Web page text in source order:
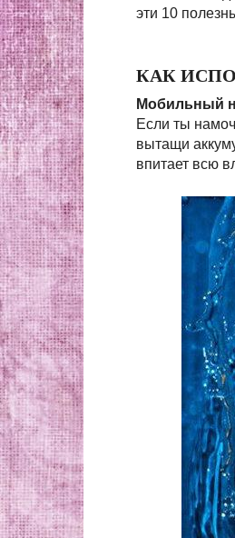
эти 10
КАК
Мобильный
Если ты
вытащи
впитает всю